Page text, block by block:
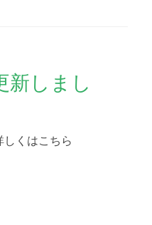
新しまし
しくはこちら